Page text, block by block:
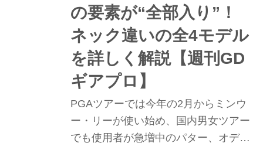
の要素が“全部入り”！
ネック違いの全4モデル
を詳しく解説【週刊GD
ギアプロ】
PGAツアーでは今年の2月からミンウ
ー・リーが使い始め、国内男女ツアー
でも使用者が急増中のパター、オデッ